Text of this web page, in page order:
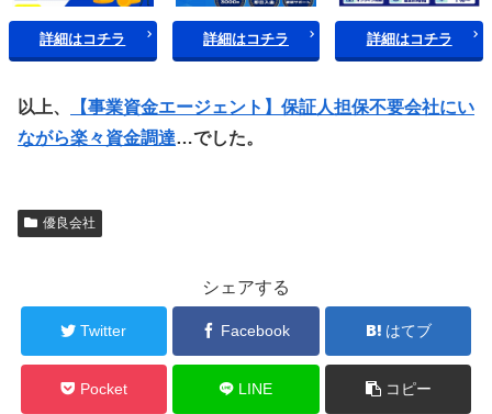
詳細はコチラ 詳細はコチラ 詳細はコチラ
以上、
【事業資金エージェント】保証人担保不要会社にい
ながら楽々資金調達…でした。
優良会社
シェアする
Twitter Facebook はてブ
Pocket LINE コピー